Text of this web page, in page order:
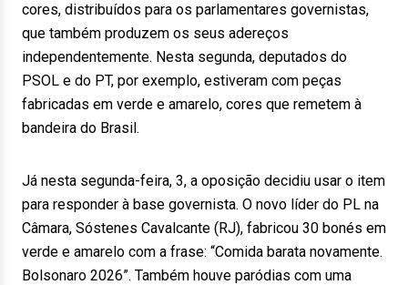
cores, distribuídos para os parlamentares governistas,
que também produzem os seus adereços
independentemente. Nesta segunda, deputados do
PSOL e do PT, por exemplo, estiveram com peças
fabricadas em verde e amarelo, cores que remetem à
bandeira do Brasil.
Já nesta segunda-feira, 3, a oposição decidiu usar o item
para responder à base governista. O novo líder do PL na
Câmara, Sóstenes Cavalcante (RJ), fabricou 30 bonés em
verde e amarelo com a frase: “Comida barata novamente.
Bolsonaro 2026”. Também houve paródias com uma